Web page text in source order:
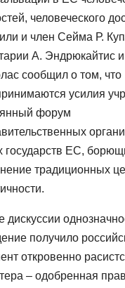
человеческого
и член Сейма Р.
А. Эндрюкайтис
сообщил о том, что
усилия
форум
государств ЕС,
традиционных
дискуссии
получило
откровенно
– одобренная